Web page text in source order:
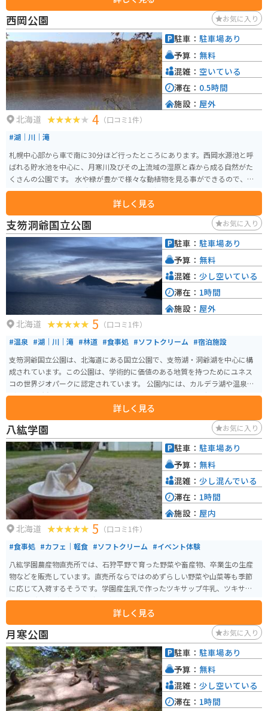
西岡公園 お気に入り
北海道 4 （口コミ1件）
#湖｜川｜滝
札幌中心部から車で南に30分ほど行ったところにあります。西岡水源池と呼
ばれる貯水池を中心に、月寒川及びその上流域の湿原と森から成る自然がた
くさんの公園です。 水や緑が豊かで様々な動植物を見る事ができるので、散
策やバードウォッチングにもおすすめです。夜間はかなり暗いので、懐中電
灯など装備をお持ちになる事をお勧めします。
詳しく見る
駐車： 駐車場あり
予算： 無料
混雑： 空いている
滞在： 0.5時間
施設： 屋外
支笏洞爺国立公園 お気に入り
北海道 5 （口コミ1件）
#温泉 #湖｜川｜滝 #林道 #食事処 #ソフトクリーム #宿泊施設
支笏洞爺国立公園は、北海道にある国立公園で、支笏湖・洞爺湖を中心に構
成されています。この公園は、学術的に価値のある地質を持つためにユネス
コの世界ジオパークに認定されています。 公園内には、カルデラ湖や温泉な
ど、火山活動によって形作られた地形を確認できるため、「生きた火山の博
物館」とも呼ばれています。また、高山植物や珍しい動植物も生息していま
す。 支笏湖は、日本一の水質を誇り、国内では2番目の深い不凍湖として知ら
れています。公園周辺には、湖畔の商店街、温泉、イベントなどがあり、ま
た、自然に囲まれた美しいスポットもあります。支笏洞爺国立公園は昭和24
年に指定され、総面積は99,302haで、うち支笏湖地区が29,852haを占めてい
ます。
詳しく見る
駐車： 駐車場あり
予算： 無料
混雑： 少し空いている
滞在： 1時間
施設： 屋外
八紘学園 お気に入り
北海道 5 （口コミ1件）
#食事処 #カフェ｜軽食 #ソフトクリーム #イベント体験
八紘学園農産物直売所では、石狩平野で育った野菜や畜産物、卒業生の生産
物などを販売しています。直売所ならではのめずらしい野菜や山菜等も季節
に応じて入荷するそうです。学園産生乳で作ったツキサップ牛乳、ツキサッ
プヨーグルト（飲むヨーグルト）、名物ソフトクリームの販売も行っていま
限定販売。季節限定でプルーン・ブルーベリー・さくらんぼ・イチゴなどの
果物狩りも行っています。のどかな自然の中でゆっくりソフトクリームを食
べるのがおすすめです。
詳しく見る
駐車： 駐車場あり
予算： 無料
混雑： 少し混んでいる
滞在： 1時間
施設： 屋内
月寒公園 お気に入り
駐車： 駐車場あり
予算： 無料
混雑： 少し空いている
滞在： 1時間